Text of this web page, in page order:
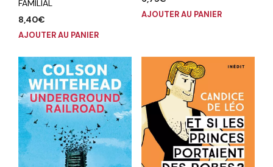
FAMILIAL
8,40€
AJOUTER AU PANIER
AJOUTER AU PANIER